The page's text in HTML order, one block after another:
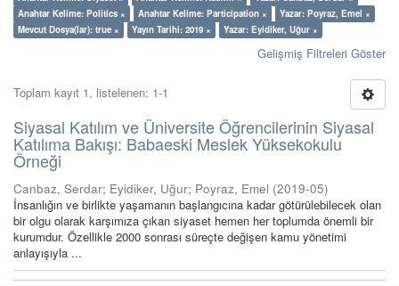
Anahtar Kelime: Politics ×
Anahtar Kelime: Participation ×
Yazar: Poyraz, Emel ×
Mevcut Dosya(lar): true ×
Yayın Tarihi: 2019 × Yazar: Eyidiker, Uğur ×
Gelişmiş Filtreleri Göster
Toplam kayıt 1, listelenen: 1-1
Siyasal Katılım ve Üniversite Öğrencilerinin Siyasal
Katılıma Bakışı: Babaeski Meslek Yüksekokulu
Örneği
Canbaz, Serdar; Eyidiker, Uğur; Poyraz, Emel (2019-05)
İnsanlığın ve birlikte yaşamanın başlangıcına kadar götürülebilecek olan
bir olgu olarak karşımıza çıkan siyaset hemen her toplumda önemli bir
kurumdur. Özellikle 2000 sonrası süreçte değişen kamu yönetimi
anlayışıyla ...